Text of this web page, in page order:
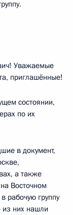
Уважаемые
приглашённые!
состоянии,
по их
в документ,
а также
Восточном
рабочую группу
из них нашли